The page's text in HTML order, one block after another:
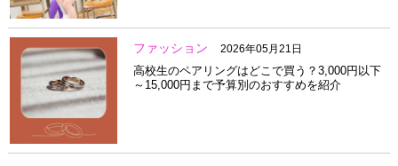
ファッション 2026年05月21日
高校生のペアリングはどこで買う？3,000円以下
～15,000円まで予算別のおすすめを紹介